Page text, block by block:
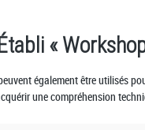
«
également être utilisés
une compréhension